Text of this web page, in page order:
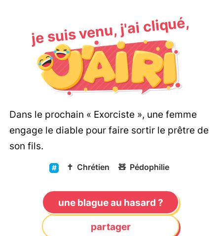
je suis venu, j'ai cliqué,
Dans le prochain « Exorciste », une femme
engage le diable pour faire sortir le prêtre de
son fils.
✝️ Chrétien 🧸 Pédophilie
une blague au hasard ?
partager